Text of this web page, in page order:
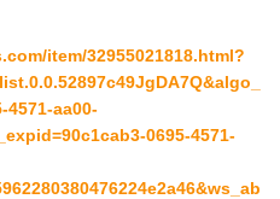
item/32955021818.html?
4571-aa00-
0695-4571-